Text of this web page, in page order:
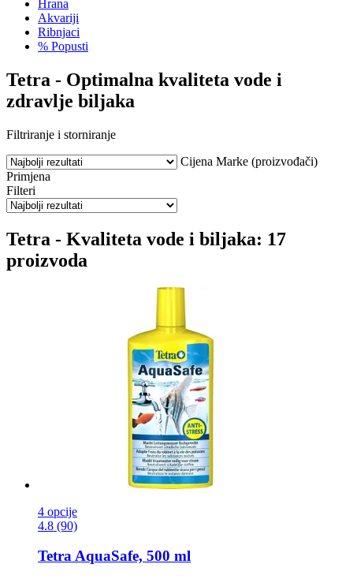
Hrana
Akvariji
Ribnjaci
% Popusti
Tetra - Optimalna kvaliteta vode i
zdravlje biljaka
Filtriranje i storniranje
Cijena Marke (proizvođači)
Primjena
Filteri
Tetra - Kvaliteta vode i biljaka: 17
proizvoda
4 opcije
4.8 (90)
TetraAquaSafe, 500 ml